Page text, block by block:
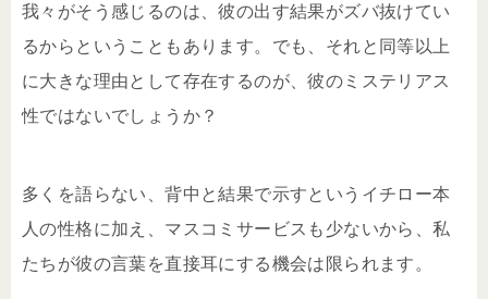
我々がそう感じるのは、彼の出す結果がズバ抜けてい
るからということもあります。でも、それと同等以上
に大きな理由として存在するのが、彼のミステリアス
性ではないでしょうか？
多くを語らない、背中と結果で示すというイチロー本
人の性格に加え、マスコミサービスも少ないから、私
たちが彼の言葉を直接耳にする機会は限られます。